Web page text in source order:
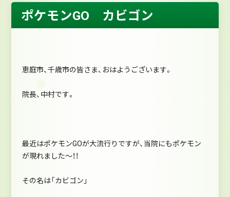
ポケモンGO カビゴン
恵庭市、千歳市の皆さま、おはようございます。
院長、中村です。
最近はポケモンGOが大流行りですが、当院にもポケモン
が現れました～！！
その名は「カビゴン」